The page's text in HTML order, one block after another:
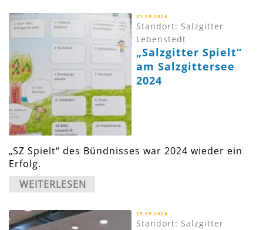
21.09.2024
Standort: Salzgitter
Lebenstedt
„Salzgitter Spielt“
am Salzgittersee
2024
„SZ Spielt“ des Bündnisses war 2024 wieder ein
Erfolg.
WEITERLESEN
19.09.2024
Standort: Salzgitter